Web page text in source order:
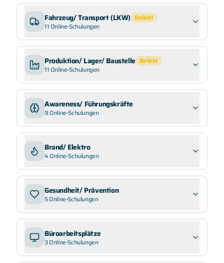
Fahrzeug/ Transport (LKW) Beliebt
11Online-Schulungen
Produktion/ Lager/ Baustelle Beliebt
11Online-Schulungen
Awareness/ Führungskräfte
9Online-Schulungen
Brand/ Elektro
4Online-Schulungen
Gesundheit/ Prävention
5Online-Schulungen
Büroarbeitsplätze
3Online-Schulungen